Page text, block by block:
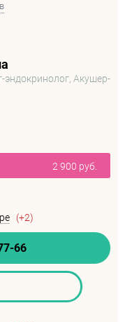
эндокринолог, Акушер-
2 900 руб.
(+2)
66